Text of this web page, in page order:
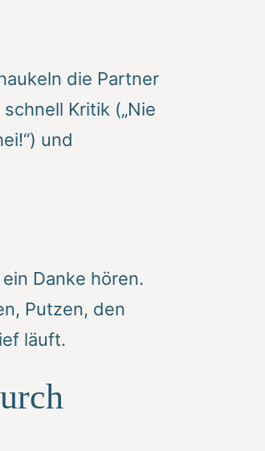
die Partner
Kritik („Nie
und
Danke hören.
Putzen, den
läuft.